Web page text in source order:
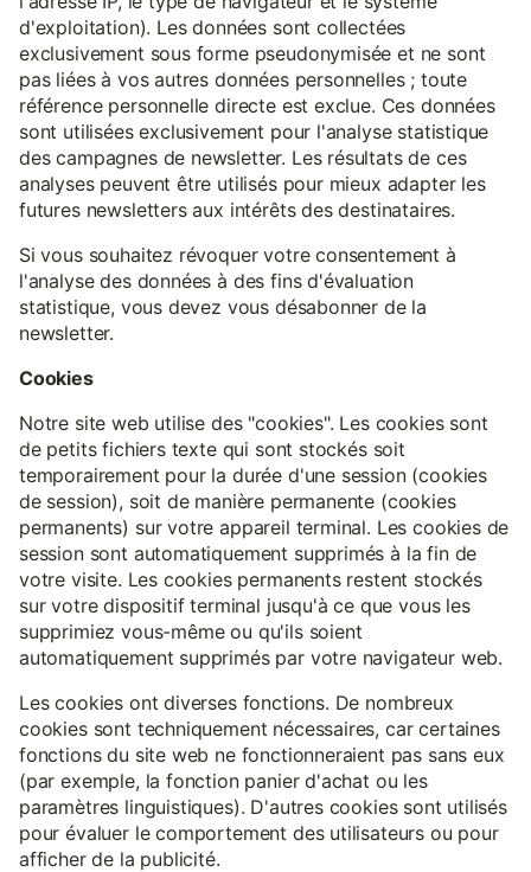
d'exploitation). Les données sont collectées
exclusivement sous forme pseudonymisée et ne sont
pas liées à vos autres données personnelles ; toute
référence personnelle directe est exclue. Ces données
sont utilisées exclusivement pour l'analyse statistique
des campagnes de newsletter. Les résultats de ces
analyses peuvent être utilisés pour mieux adapter les
futures newsletters aux intérêts des destinataires.
Si vous souhaitez révoquer votre consentement à
l'analyse des données à des fins d'évaluation
statistique, vous devez vous désabonner de la
newsletter.
Cookies
Notre site web utilise des "cookies". Les cookies sont
de petits fichiers texte qui sont stockés soit
temporairement pour la durée d'une session (cookies
de session), soit de manière permanente (cookies
permanents) sur votre appareil terminal. Les cookies de
session sont automatiquement supprimés à la fin de
votre visite. Les cookies permanents restent stockés
sur votre dispositif terminal jusqu'à ce que vous les
supprimiez vous-même ou qu'ils soient
automatiquement supprimés par votre navigateur web.
Les cookies ont diverses fonctions. De nombreux
cookies sont techniquement nécessaires, car certaines
fonctions du site web ne fonctionneraient pas sans eux
(par exemple, la fonction panier d'achat ou les
paramètres linguistiques). D'autres cookies sont utilisés
pour évaluer le comportement des utilisateurs ou pour
afficher de la publicité.